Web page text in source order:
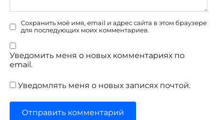
Сохранить моё имя, email и адрес сайта в этом браузере
для последующих моих комментариев.
Уведомить меня о новых комментариях по
email.
Уведомлять меня о новых записях почтой.